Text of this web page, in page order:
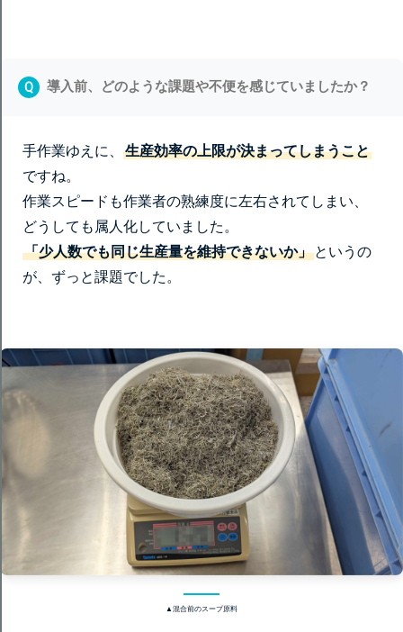
Q 導入前、どのような課題や不便を感じていましたか？
手作業ゆえに、
生産効率の上限が決まってしまうこと
ですね。
作業スピードも作業者の熟練度に左右されてしまい、
どうしても属人化していました。
「少人数でも同じ生産量を維持できないか」 というの
が、ずっと課題でした。
▲混合前のスープ原料